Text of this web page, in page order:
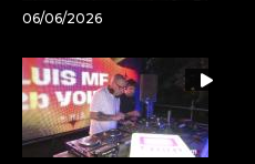
06/06/2026